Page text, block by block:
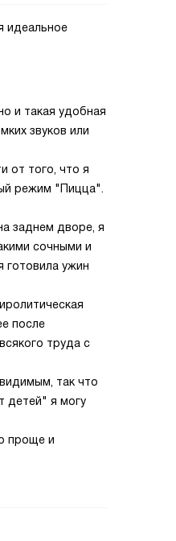
идеальное
и такая удобная
звуков или
от того, что я
режим "Пицца".
заднем дворе, я
сочными и
готовила ужин
после
труда с
так что
детей" я могу
проще и